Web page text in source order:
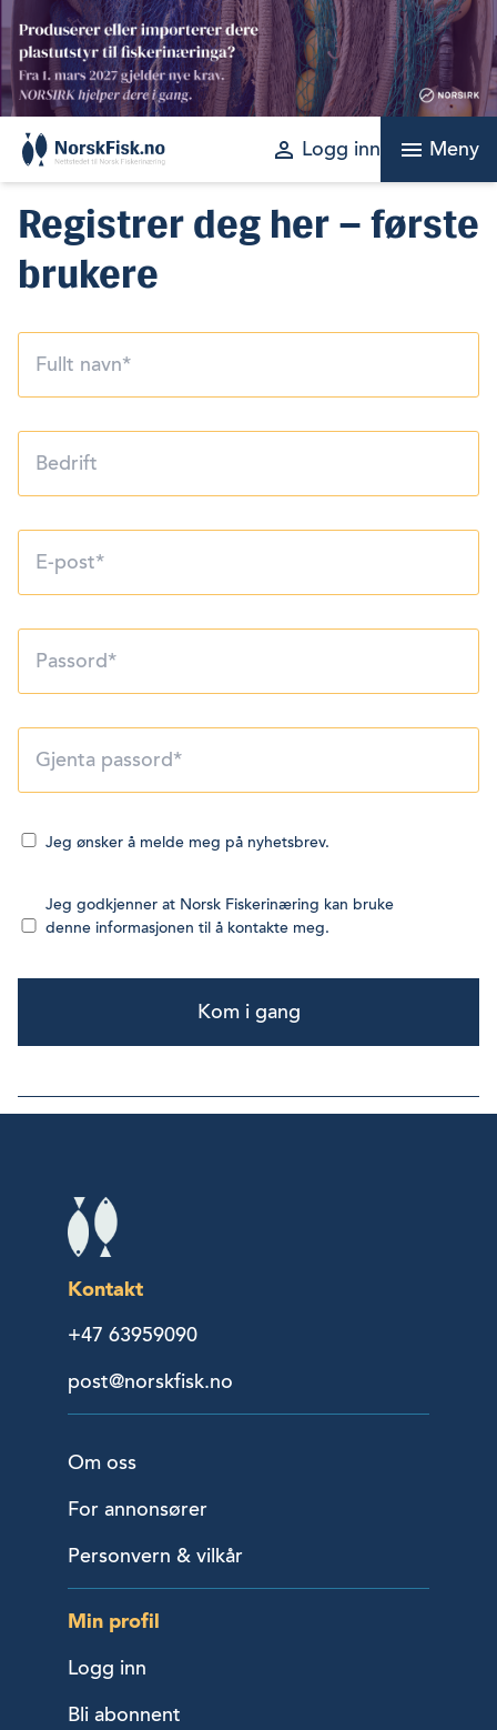
Skip
content
perm_identity Logg inn menu Meny
Registrer deg her – første
brukere
Jeg ønsker å melde meg på nyhetsbrev.
Jeg godkjenner at Norsk Fiskerinæring kan bruke
denne informasjonen til å kontakte meg.
Kom i gang
Kontakt
+47 63959090
post@norskfisk.no
Om oss
For annonsører
Personvern & vilkår
Min profil
Logg inn
Bli abonnent